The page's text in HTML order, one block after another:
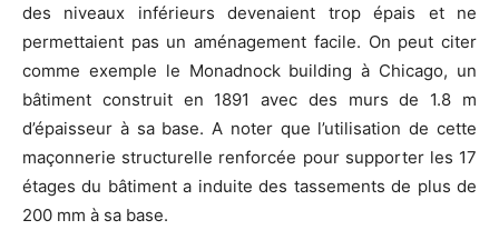
des niveaux inférieurs devenaient trop épais et ne
permettaient pas un aménagement facile. On peut citer
comme exemple le Monadnock building à Chicago, un
bâtiment construit en 1891 avec des murs de 1.8 m
d’épaisseur à sa base. A noter que l’utilisation de cette
maçonnerie structurelle renforcée pour supporter les 17
étages du bâtiment a induite des tassements de plus de
200 mm à sa base.